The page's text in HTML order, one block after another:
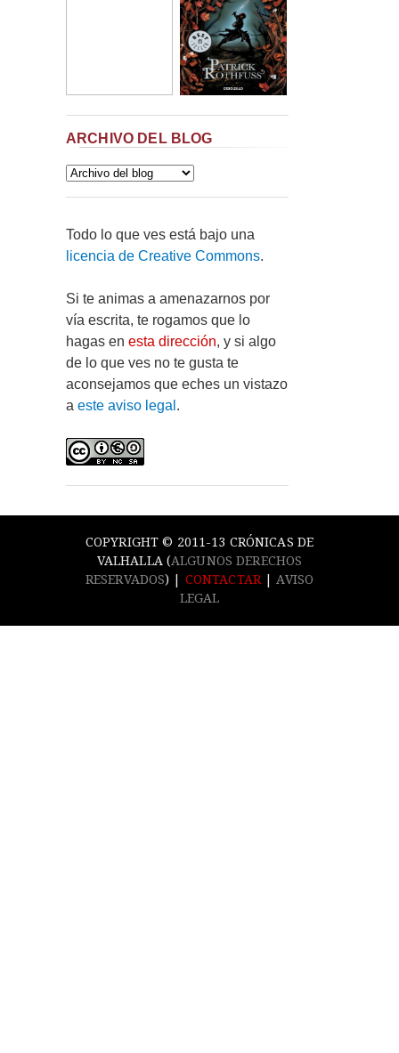
ARCHIVO DEL BLOG
Todo lo que ves está bajo una
licencia de Creative Commons.
Si te animas a amenazarnos por
vía escrita, te rogamos que lo
hagas en esta dirección, y si algo
de lo que ves no te gusta te
aconsejamos que eches un vistazo
a este aviso legal .
COPYRIGHT © 2011-13 CRÓNICAS DE
VALHALLA (ALGUNOS DERECHOS
RESERVADOS) | CONTACTAR
AVISO
LEGAL